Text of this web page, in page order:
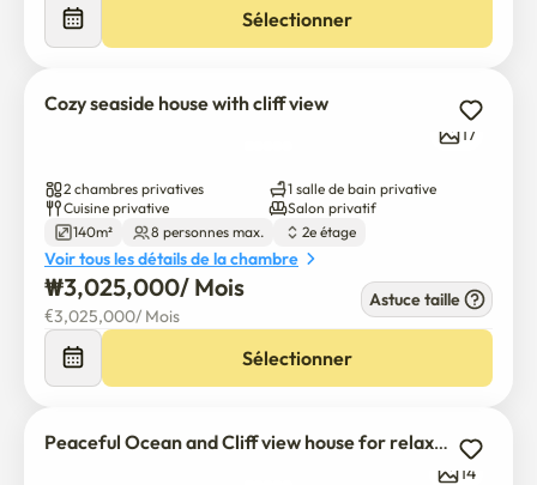
induction, micro-ondes et pot électrique
comprendre que des frais supplémentaires seront
engagés lors de l'ajout de chiens ou de personnel.
Reposez-vous tranquillement dans un magnifique village
avec vue sur la mer de Daepyeong et la falaise de Park
Su-jeong.
Bienvenue en Corée.
J'espère que vous avez beaucoup de souvenirs et de
bonnes expériences.
Sélectionner
Cozy seaside house with cliff view
17
2 chambres privatives
1 salle de bain privative
Cuisine privative
Salon privatif
140m²
8 personnes max. 2e étage
Voir tous les détails de la chambre
₩3,025,000/ Mois
€3,025,000/ Mois
Astuce taille
Sélectionner
Peaceful Ocean and Cliff view house for relaxation
14